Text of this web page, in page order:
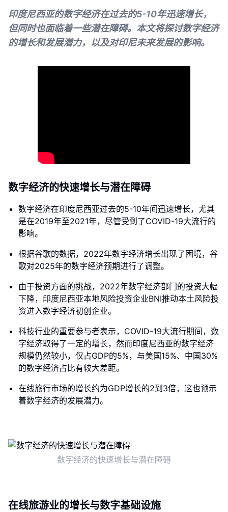
印度尼西亚的数字经济在过去的5-10年迅速增长，
但同时也面临着一些潜在障碍。本文将探讨数字经济
的增长和发展潜力，以及对印尼未来发展的影响。
数字经济的快速增长与潜在障碍
数字经济在印度尼西亚过去的5-10年间迅速增长，尤其
是在2019年至2021年，尽管受到了COVID-19大流行的
影响。
根据谷歌的数据，2022年数字经济增长出现了困境，谷
歌对2025年的数字经济预期进行了调整。
由于投资方面的挑战，2022年数字经济部门的投资大幅
下降，印度尼西亚本地风险投资企业BNI推动本土风险投
资进入数字经济初创企业。
科技行业的重要参与者表示，COVID-19大流行期间，数
字经济取得了一定的增长，然而印度尼西亚的数字经济
规模仍然较小，仅占GDP的5%，与美国15%、中国30%
的数字经济占比有较大差距。
在线旅行市场的增长约为GDP增长的2到3倍，这也预示
着数字经济的发展潜力。
数字经济的快速增长与潜在障碍
在线旅游业的增长与数字基础设施